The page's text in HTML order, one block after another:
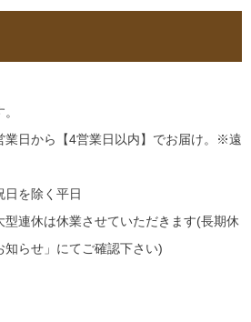
業日から【4営業日以内】でお届け。※遠
を除く平日
連休は休業させていただきます(長期休
らせ」にてご確認下さい)